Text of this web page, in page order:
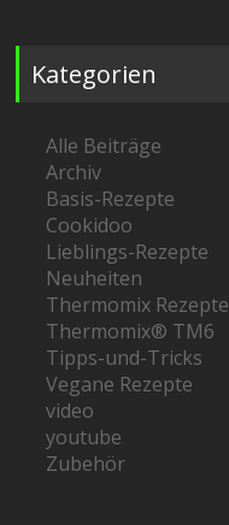
Kategorien
Alle Beiträge
Archiv
Basis-Rezepte
Cookidoo
Lieblings-Rezepte
Neuheiten
Thermomix Rezepte
Thermomix® TM6
Tipps-und-Tricks
Vegane Rezepte
video
youtube
Zubehör